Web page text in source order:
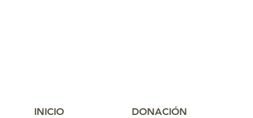
INICIO DONACIÓN